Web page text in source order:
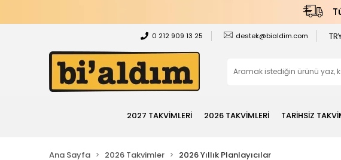
0 212 909 13 25 destek@bialdim.com
2027 TAKVİMLERİ 2026 TAKVİMLERİ TARİHSİZ
Ana Sayfa 2026 Takvimler 2026 Yıllık Planlayıcılar